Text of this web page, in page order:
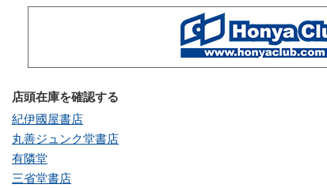
店頭在庫を確認する
紀伊國屋書店
丸善ジュンク堂書店
有隣堂
三省堂書店